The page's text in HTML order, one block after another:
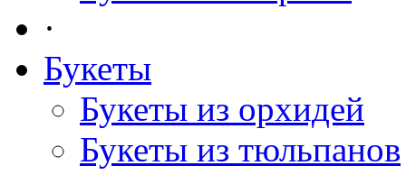
·
Букеты
Букеты из орхидей
Букеты из тюльпанов